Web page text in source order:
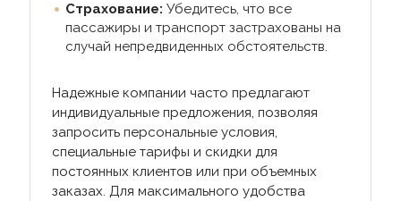
Страхование: Убедитесь, что все
пассажиры и транспорт застрахованы на
случай непредвиденных обстоятельств.
Надежные компании часто предлагают
индивидуальные предложения, позволяя
запросить персональные условия,
специальные тарифы и скидки для
постоянных клиентов или при объемных
заказах. Для максимального удобства